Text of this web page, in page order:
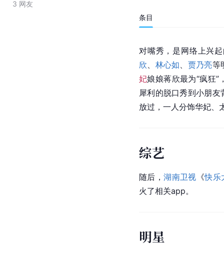
3 网友
条目
对嘴秀，是网络上兴
欣
林心如 贾乃亮等
妃娘娘蒋欣最为“疯狂
犀利的脱口秀到小朋
放过，一人分饰华妃、
综艺
随后，湖南卫视 《快乐
火了相关app。
明星